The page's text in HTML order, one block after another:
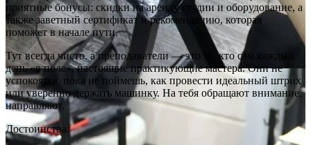
приятные бонусы: скидки на аренду студии и оборудование, а
также заветный сертификат и рекомендацию, которая
поможет в начале пути.
Тут всегда чисто, а преподаватели — это те, кто сам каждый
день «в поле», настоящие практикующие мастера. Они не
успокоятся, пока не поймешь, как провести идеальный штрих
или уверенно держать машинку. На тебя обращают внимание,
направляют.
Достоинства: